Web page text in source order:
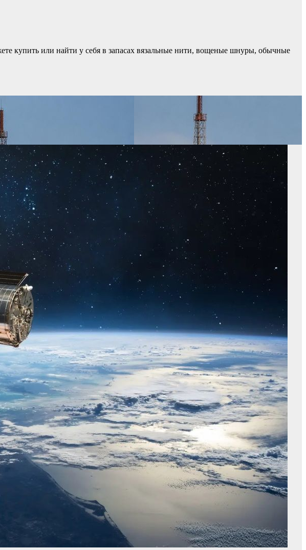
купить или найти у себя в запасах вязальные нити, вощеные шнуры, обычные